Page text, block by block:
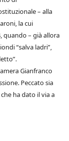
– alla
la cui
quando – già allora
“salva ladri”,
Gianfranco
Peccato sia
ha dato il via a